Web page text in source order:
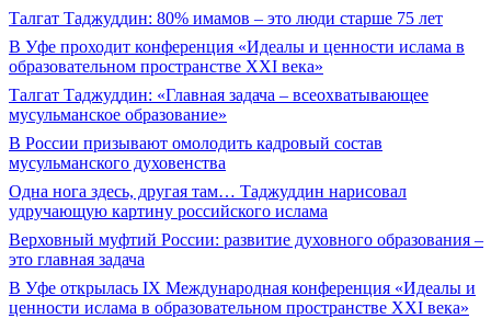
Талгат Таджуддин: 80% имамов – это люди старше 75 лет
В Уфе проходит конференция «Идеалы и ценности ислама в
образовательном пространстве XXI века»
Талгат Таджуддин: «Главная задача – всеохватывающее
мусульманское образование»
В России призывают омолодить кадровый состав
мусульманского духовенства
Одна нога здесь, другая там… Таджуддин нарисовал
удручающую картину российского ислама
Верховный муфтий России: развитие духовного образования –
это главная задача
В Уфе открылась IX Международная конференция «Идеалы и
ценности ислама в образовательном пространстве XXI века»